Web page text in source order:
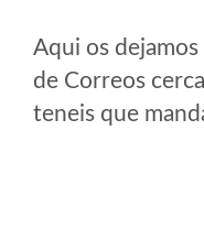
Aqui os
de Correos
teneis que